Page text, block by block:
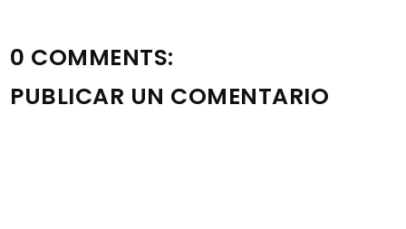
0 COMMENTS:
PUBLICAR UN COMENTARIO